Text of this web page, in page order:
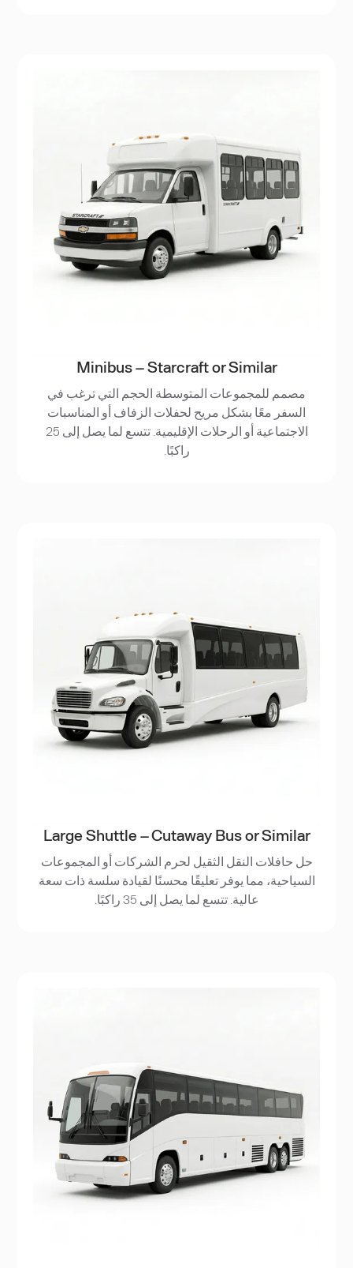
Minibus – Starcraft or Similar
مصمم للمجموعات المتوسطة الحجم التي ترغب في
السفر معًا بشكل مريح لحفلات الزفاف أو المناسبات
الاجتماعية أو الرحلات الإقليمية. تتسع لما يصل إلى 25
راكبًا.
Large Shuttle – Cutaway Bus or Similar
حل حافلات النقل الثقيل لحرم الشركات أو المجموعات
السياحية، مما يوفر تعليقًا محسنًا لقيادة سلسة ذات سعة
عالية. تتسع لما يصل إلى 35 راكبًا.